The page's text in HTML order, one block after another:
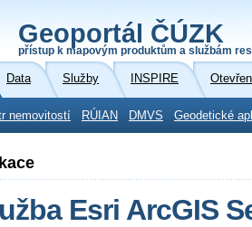
Geoportál ČÚZK
přístup k mapovým produktům a službám
Data Služby INSPIRE
nemovitostí RÚIAN DMVS Geodetické
Esri ArcGIS